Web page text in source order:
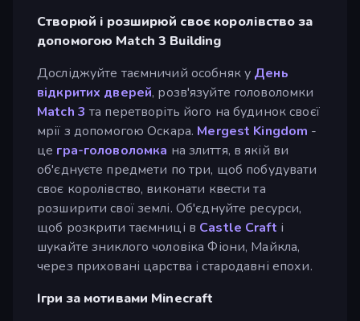
Створюй і розширюй своє королівство за
допомогою Match 3 Building
Досліджуйте таємничий особняк у День
відкритих дверей, розв'язуйте головоломки
Match 3 та перетворіть його на будинок своєї
мрії з допомогою Оскара. Mergest Kingdom -
це гра-головоломка на злиття, в якій ви
об'єднуєте предмети по три, щоб побудувати
своє королівство, виконати квести та
розширити свої землі. Об'єднуйте ресурси,
щоб розкрити таємниці в Castle Craft і
шукайте зниклого чоловіка Фіони, Майкла,
через приховані царства і стародавні епохи.
Ігри за мотивами Minecraft